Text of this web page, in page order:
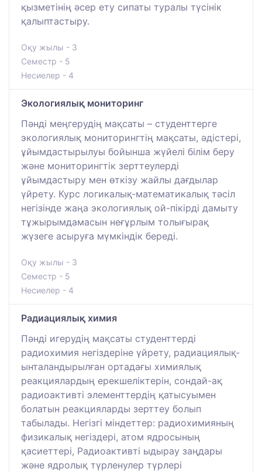
қызметінің әсер ету сипаты туралы түсінік
қалыптастыру.
Оқу жылы - 3
Семестр - 5
Несиелер - 4
Экологиялық мониторинг
Пәнді меңгерудің мақсаты – студенттерге
экологиялық мониторингтің мақсаты, әдістері,
ұйымдастырылуы бойынша жүйелі білім беру
және мониторингтік зерттеулерді
ұйымдастыру мен өткізу жайлы дағдылар
үйрету. Курс логикалық-математикалық тәсіл
негізінде жаңа экологиялық ой-пікірді дамыту
тұжырымдамасын неғұрлым толығырақ
жүзеге асыруға мүмкіндік береді.
Оқу жылы - 3
Семестр - 5
Несиелер - 4
Радиациялық химия
Пәнді игерудің мақсаты студенттерді
радиохимия негіздеріне үйрету, радиациялық-
ынталандырылған ортадағы химиялық
реакциялардың ерекшеліктерін, сондай-ақ
радиоактивті элементтердің қатысуымен
болатын реакцияларды зерттеу болып
табылады. Негізгі міндеттер: радиохимияның
физикалық негіздері, атом ядросының
қасиеттері, Радиоактивті ыдырау заңдары
және ядролық түрленулер түрлері